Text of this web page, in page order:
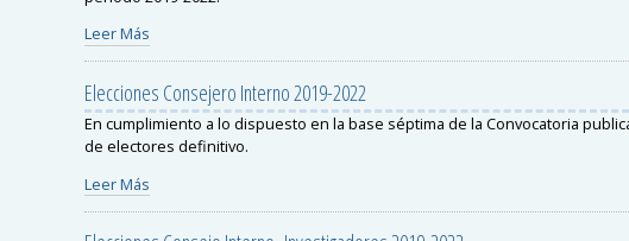
Leer Más
Elecciones Consejero Interno 2019-2022
En cumplimiento a lo dispuesto en la base séptima de la Convocatoria
de electores definitivo.
Leer Más